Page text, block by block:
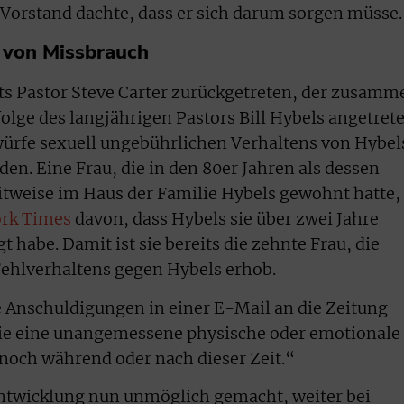
dachte, dass er sich darum sorgen
Missbrauch
Pastor Steve Carter zurückgetreten, der
des langjährigen Pastors Bill Hybels
sexuell ungebührlichen Verhaltens von
Eine Frau, die in den 80er Jahren als dessen
im Haus der Familie Hybels gewohnt hatte,
Times davon, dass Hybels sie über zwei Jahre
habe. Damit ist sie bereits die zehnte Frau, die
gegen Hybels erhob.
Anschuldigungen in einer E-Mail an die Zeitung
eine unangemessene physische oder emotionale
während oder nach dieser Zeit.“
nun unmöglich gemacht, weiter bei